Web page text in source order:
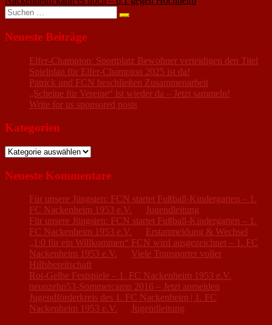
Suchen
nach:
Neueste Beiträge
Elfer-Champion: Sportplatz Bewohner verteidigen den Titel
Spielplan für Elfer-Champion 2025 ist da!
Patrick und FCN beschließen Zusammenarbeit
„Scheine für Vereine“ ist wieder da – Jetzt sammeln!
Write for us sponsored posts
Kategorien
Kategorien
Neueste Kommentare
Für unsere Jüngsten: FCN startet Fußball-Kindergarten – 1.
FC Nackenheim 1953 e.V.
Jugendleitung
Für unsere Jüngsten: FCN startet Fußball-Kindergarten – 1.
FC Nackenheim 1953 e.V.
Erstanmeldung & Wechsel
„1:0 für ein Willkommen“ FCN wird ausgezeichnet – 1. FC
Nackenheim 1953 e.V.
Viele Transporter voller
Hilfsbereitschaft
Rot-Gelbe Festspiele – 1. FC Nackenheim 1953 e.V.
neunzehn53-Sommercamp 2016 – Jetzt anmelden
Jugendförderkreis des 1. FC Nackenheim | 1. FC
Nackenheim 1953 e.V.
Jugendleitung